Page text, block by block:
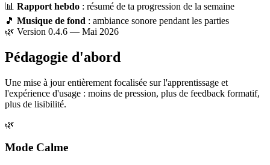
📊 Rapport hebdo : résumé de ta progression de la semaine
🎵 Musique de fond : ambiance sonore pendant les parties
🌿 Version 0.4.6 — Mai 2026
Pédagogie d'abord
Une mise à jour entièrement focalisée sur l'apprentissage et
l'expérience d'usage : moins de pression, plus de feedback formatif,
plus de lisibilité.
🌿
Mode Calme